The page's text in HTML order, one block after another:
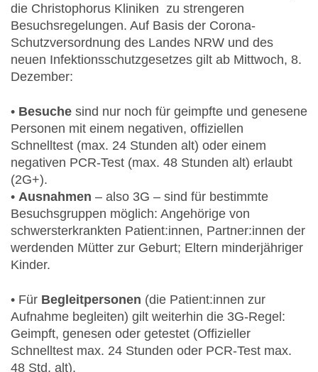
die Christophorus Kliniken zu strengeren
Besuchsregelungen. Auf Basis der Corona-
Schutzversordnung des Landes NRW und des
neuen Infektionsschutzgesetzes gilt ab Mittwoch, 8.
Dezember:
• Besuche sind nur noch für geimpfte und genesene
Personen mit einem negativen, offiziellen
Schnelltest (max. 24 Stunden alt) oder einem
negativen PCR-Test (max. 48 Stunden alt) erlaubt
(2G+).
• Ausnahmen – also 3G – sind für bestimmte
Besuchsgruppen möglich: Angehörige von
schwersterkrankten Patient:innen, Partner:innen der
werdenden Mütter zur Geburt; Eltern minderjähriger
Kinder.
• Für Begleitpersonen (die Patient:innen zur
Aufnahme begleiten) gilt weiterhin die 3G-Regel:
Geimpft, genesen oder getestet (Offizieller
Schnelltest max. 24 Stunden oder PCR-Test max.
48 Std. alt).